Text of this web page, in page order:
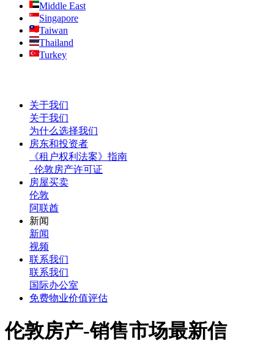
Middle East
Singapore
Taiwan
Thailand
Turkey
关于我们
关于我们
为什么选择我们
房东和投资者
《租户权利法案》指南
伦敦房产许可证
房屋买卖
伦敦
阿联酋
新闻
新闻
视频
联系我们
联系我们
国际办公室
免费物业价值评估
伦敦房产-销售市场最新信